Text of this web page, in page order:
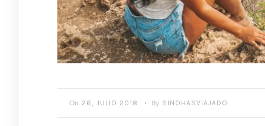
On 26, JULIO 2018 • By SINOHASVIAJADO